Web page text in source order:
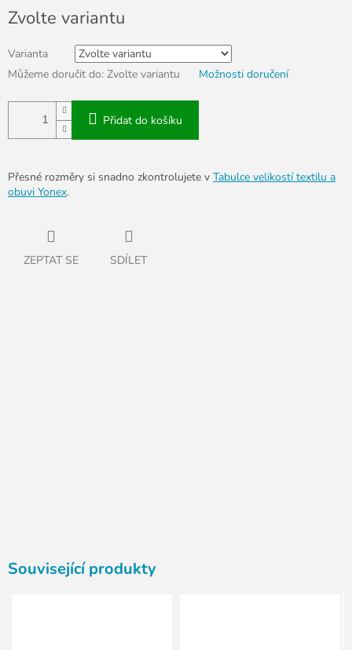
cena:
Zvolte variantu
Varianta
Můžeme doručit do: Zvolte variantu Možnosti doručení
Přidat do košíku
Přesné rozměry si snadno zkontrolujete v Tabulce velikostí textilu a
obuvi Yonex.
ZEPTAT SE SDÍLET
Související produkty